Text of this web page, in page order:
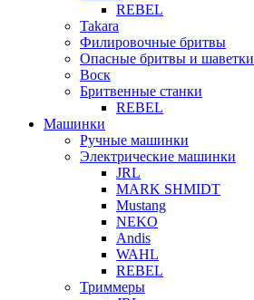
REBEL
Takara
Филировочные бритвы
Опасные бритвы и шаветки
Воск
Бритвенные станки
REBEL
Машинки
Ручные машинки
Электрические машинки
JRL
MARK SHMIDT
Mustang
NEKO
Andis
WAHL
REBEL
Триммеры